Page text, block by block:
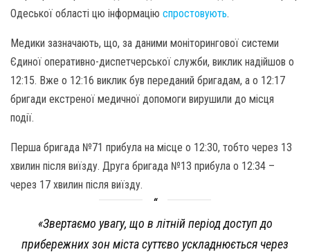
Одеської області цю інформацію спростовують.
Медики зазначають, що, за даними моніторингової системи
Єдиної оперативно-диспетчерської служби, виклик надійшов о
12:15. Вже о 12:16 виклик був переданий бригадам, а о 12:17
бригади екстреної медичної допомоги вирушили до місця
події.
Перша бригада №71 прибула на місце о 12:30, тобто через 13
хвилин після виїзду. Друга бригада №13 прибула о 12:34 –
через 17 хвилин після виїзду.
«Звертаємо увагу, що в літній період доступ до
прибережних зон міста суттєво ускладнюється через